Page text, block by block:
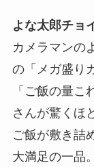
よな太郎チョ
カメラマンの
の「メガ盛り
「ご飯の量こ
さんが驚くほ
ご飯が敷き詰
大満足の一品。